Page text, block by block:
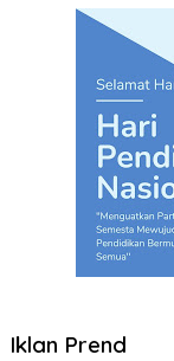
Iklan Prend